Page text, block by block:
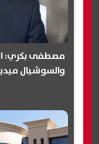
مصطفى بكري:
والسوشيال